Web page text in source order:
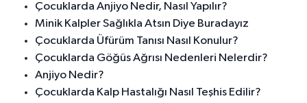
Çocuklarda Anjiyo Nedir, Nasıl Yapılır?
Minik Kalpler Sağlıkla Atsın Diye Buradayız
Çocuklarda Üfürüm Tanısı Nasıl Konulur?
Çocuklarda Göğüs Ağrısı Nedenleri Nelerdir?
Anjiyo Nedir?
Çocuklarda Kalp Hastalığı Nasıl Teşhis Edilir?